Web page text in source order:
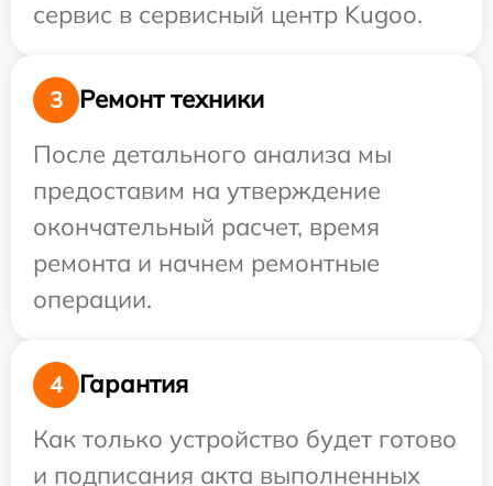
сервис в сервисный центр Kugoo.
3
Ремонт техники
После детального анализа мы
предоставим на утверждение
окончательный расчет, время
ремонта и начнем ремонтные
операции.
4
Гарантия
Как только устройство будет готово
и подписания акта выполненных